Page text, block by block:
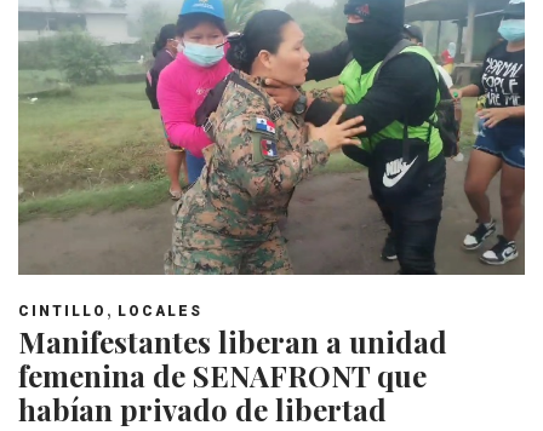
CINTILLO , LOCALES
Manifestantes liberan a unidad
femenina de SENAFRONT que
habían privado de libertad